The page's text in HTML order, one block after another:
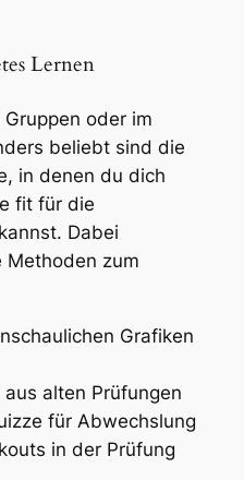
Lernen
oder im
beliebt sind die
in denen du dich
fit für die
Dabei
Methoden zum
Grafiken
alten Prüfungen
für Abwechslung
in der Prüfung